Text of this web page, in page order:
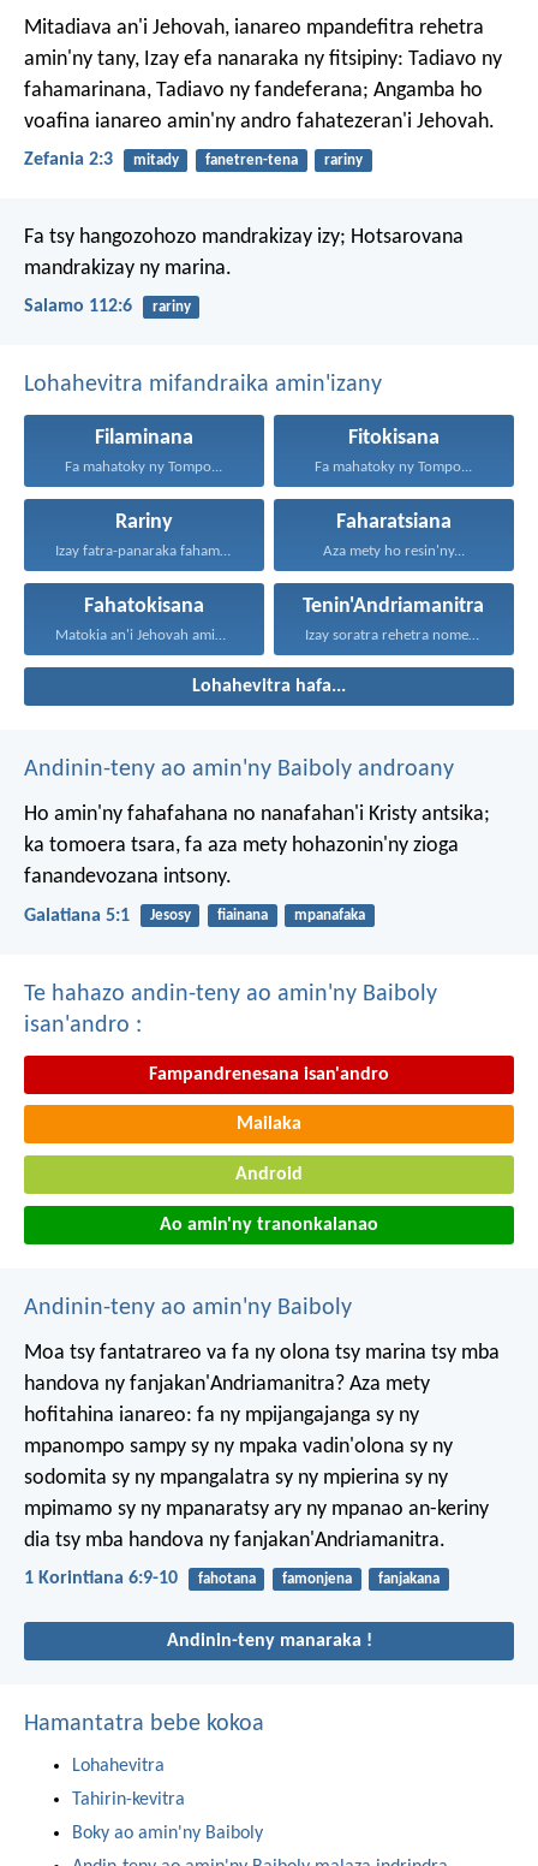
Mitadiava an'i Jehovah, ianareo mpandefitra rehetra
amin'ny tany, Izay efa nanaraka ny fitsipiny: Tadiavo ny
fahamarinana, Tadiavo ny fandeferana; Angamba ho
voafina ianareo amin'ny andro fahatezeran'i Jehovah.
Zefania 2:3 mitady fanetren-tena rariny
Fa tsy hangozohozo mandrakizay izy; Hotsarovana
mandrakizay ny marina.
Salamo 112:6 rariny
Lohahevitra mifandraika amin'izany
Filaminana
Fa mahatoky ny Tompo...
Fitokisana
Fa mahatoky ny Tompo...
Rariny
Izay fatra-panaraka fahamarinana sy...
Faharatsiana
Aza mety ho resin'ny...
Fahatokisana
Matokia an'i Jehovah amin'ny...
Tenin'Andriamanitra
Izay soratra rehetra nomen'ny...
Lohahevitra hafa...
Andinin-teny ao amin'ny Baiboly androany
Ho amin'ny fahafahana no nanafahan'i Kristy antsika;
ka tomoera tsara, fa aza mety hohazonin'ny zioga
fanandevozana intsony.
Galatiana 5:1 Jesosy fiainana mpanafaka
Te hahazo andin-teny ao amin'ny Baiboly
isan'andro :
Fampandrenesana isan'andro
Mailaka
Android
Ao amin'ny tranonkalanao
Andinin-teny ao amin'ny Baiboly
Moa tsy fantatrareo va fa ny olona tsy marina tsy mba
handova ny fanjakan'Andriamanitra? Aza mety
hofitahina ianareo: fa ny mpijangajanga sy ny
mpanompo sampy sy ny mpaka vadin'olona sy ny
sodomita sy ny mpangalatra sy ny mpierina sy ny
mpimamo sy ny mpanaratsy ary ny mpanao an-keriny
dia tsy mba handova ny fanjakan'Andriamanitra.
1 Korintiana 6:9-10 fahotana famonjena fanjakana
Andinin-teny manaraka !
Hamantatra bebe kokoa
Lohahevitra
Tahirin-kevitra
Boky ao amin'ny Baiboly